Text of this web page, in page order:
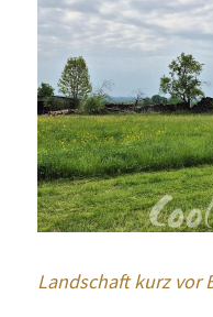
Landschaft kurz vor